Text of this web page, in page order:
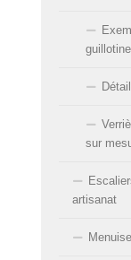
guillotine
sur
artisanat